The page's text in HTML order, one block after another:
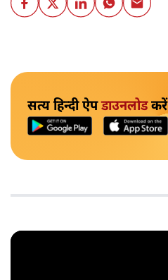
सत्य हिन्दी ऐपडाउनलोडकरें